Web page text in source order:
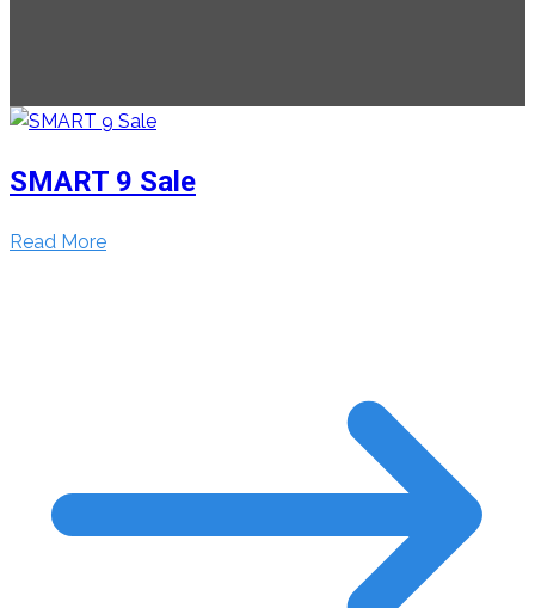
SMART 9 Sale
Read More